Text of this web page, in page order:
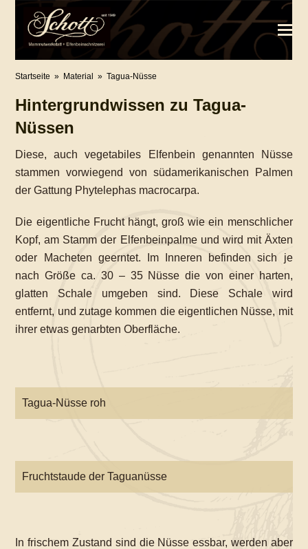
Startseite » Material » Tagua-Nüsse
Hintergrundwissen zu Tagua-
Nüssen
Diese, auch vegetabiles Elfenbein genannten Nüsse
stammen vorwiegend von südamerikanischen Palmen
der Gattung Phytelephas macrocarpa.
Die eigentliche Frucht hängt, groß wie ein menschlicher
Kopf, am Stamm der Elfenbeinpalme und wird mit Äxten
oder Macheten geerntet. Im Inneren befinden sich je
nach Größe ca. 30 – 35 Nüsse die von einer harten,
glatten Schale umgeben sind. Diese Schale wird
entfernt, und zutage kommen die eigentlichen Nüsse, mit
ihrer etwas genarbten Oberfläche.
Tagua-Nüsse roh
Fruchtstaude der Taguanüsse
In frischem Zustand sind die Nüsse essbar, werden aber